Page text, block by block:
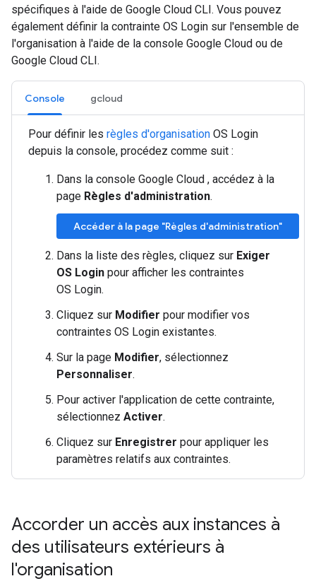
spécifiques à l'aide de Google Cloud CLI. Vous pouvez
également définir la contrainte OS Login sur l'ensemble de
l'organisation à l'aide de la console Google Cloud ou de
Google Cloud CLI.
Console gcloud
Pour définir les règles d'organisation OS Login
depuis la console, procédez comme suit :
Dans la console Google Cloud , accédez à la
page Règles d'administration.
Accéder à la page "Règles d'administration"
Dans la liste des règles, cliquez sur Exiger
OS Login pour afficher les contraintes
OS Login.
Cliquez sur Modifier pour modifier vos
contraintes OS Login existantes.
Sur la page Modifier, sélectionnez
Personnaliser.
Pour activer l'application de cette contrainte,
sélectionnez Activer.
Cliquez sur Enregistrer pour appliquer les
paramètres relatifs aux contraintes.
Accorder un accès aux instances à
des utilisateurs extérieurs à
l'organisation